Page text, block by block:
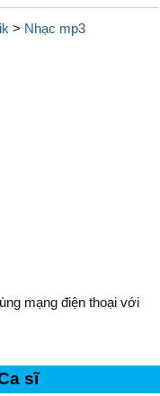
> Nhạc mp3
mạng điện thoại với
sĩ